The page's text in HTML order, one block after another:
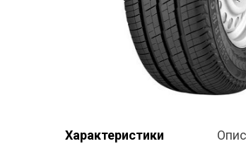
Характеристики